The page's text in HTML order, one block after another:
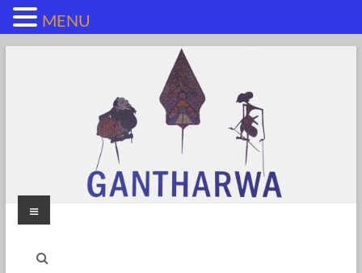
Menu
MENU